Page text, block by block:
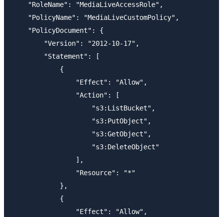
    "RoleName": "MediaLiveAccessRole",
    "PolicyName": "MediaLiveCustomPolicy",
    "PolicyDocument": {
        "Version": "2012-10-17",
        "Statement": [
            {
                "Effect": "Allow",
                "Action": [
                    "s3:ListBucket",
                    "s3:PutObject",
                    "s3:GetObject",
                    "s3:DeleteObject"
                ],
                "Resource": "*"
            },
            {
                "Effect": "Allow",